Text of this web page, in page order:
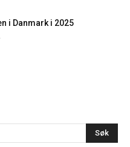
i Danmark i 2025
Søk